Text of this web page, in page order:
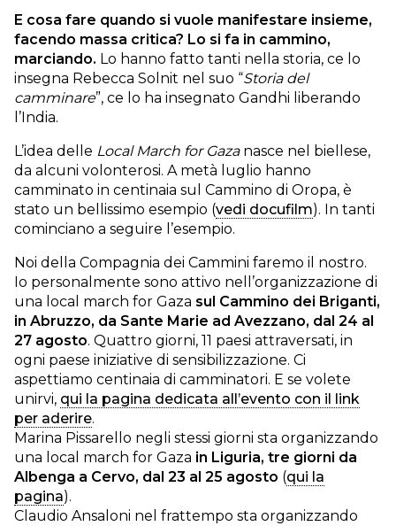
E cosa fare quando si vuole manifestare insieme,
facendo massa critica? Lo si fa in cammino,
marciando. Lo hanno fatto tanti nella storia, ce lo
insegna Rebecca Solnit nel suo “Storia del
camminare”, ce lo ha insegnato Gandhi liberando
l’India.
L’idea delle Local March for Gazanasce nel biellese,
da alcuni volonterosi. A metà luglio hanno
camminato in centinaia sul Cammino di Oropa, è
stato un bellissimo esempio (vedi docufilm). In tanti
cominciano a seguire l’esempio.
Noi della Compagnia dei Cammini faremo il nostro.
Io personalmente sono attivo nell’organizzazione di
una local march for Gaza sul Cammino dei Briganti,
in Abruzzo, da Sante Marie ad Avezzano, dal 24 al
27 agosto. Quattro giorni, 11 paesi attraversati, in
ogni paese iniziative di sensibilizzazione. Ci
aspettiamo centinaia di camminatori. E se volete
unirvi, qui la pagina dedicata all’evento con il link
per aderire.
Marina Pissarello negli stessi giorni sta organizzando
una local march for Gaza in Liguria, tre giorni da
Albenga a Cervo, dal 23 al 25 agosto (qui la
pagina).
Claudio Ansaloni nel frattempo sta organizzando